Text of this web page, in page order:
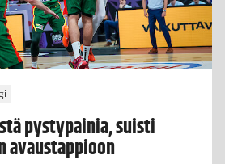
pystypainia, suisti
avaustappioon